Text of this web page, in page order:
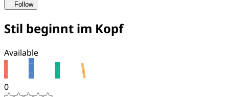
Follow
Stil beginnt im Kopf
Available
0